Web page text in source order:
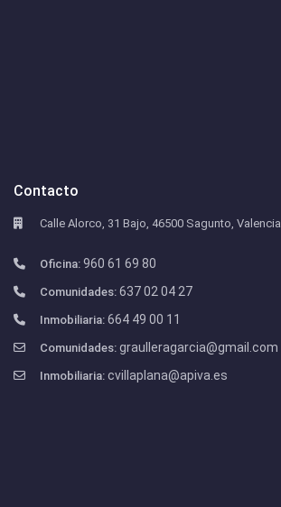
Contacto
Calle Alorco, 31 Bajo, 46500 Sagunto, Valencia
Oficina: 960 61 69 80
Comunidades: 637 02 04 27
Inmobiliaria: 664 49 00 11
Comunidades: graulleragarcia@gmail.com
Inmobiliaria: cvillaplana@apiva.es